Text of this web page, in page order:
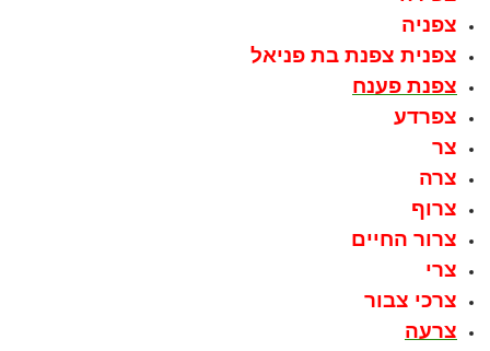
צפניה
צפנית צפנת בת פניאל
צפנת פענח
צפרדע
צר
צרה
צרוף
צרור החיים
צרי
צרכי צבור
צרעה